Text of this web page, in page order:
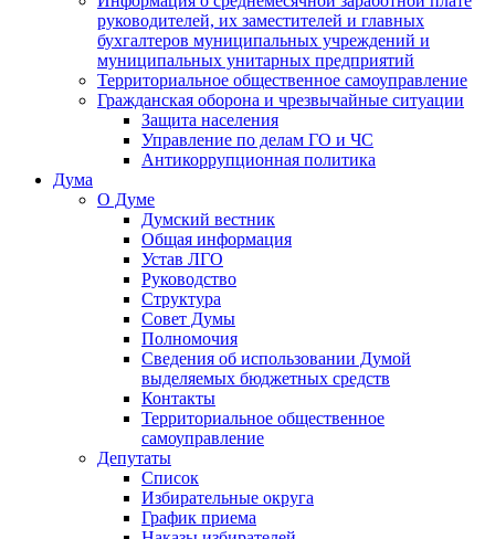
руководителей, их заместителей и главных
бухгалтеров муниципальных учреждений и
муниципальных унитарных предприятий
Территориальное общественное самоуправление
Гражданская оборона и чрезвычайные ситуации
Защита населения
Управление по делам ГО и ЧС
Антикоррупционная политика
Дума
О Думе
Думский вестник
Общая информация
Устав ЛГО
Руководство
Структура
Совет Думы
Полномочия
Сведения об использовании Думой
выделяемых бюджетных средств
Контакты
Территориальное общественное
самоуправление
Депутаты
Список
Избирательные округа
График приема